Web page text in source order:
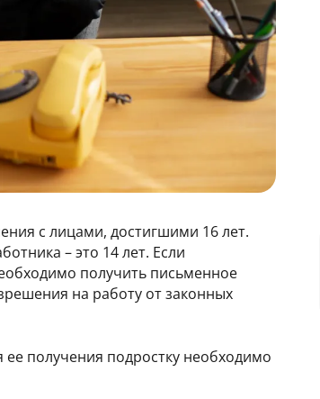
с лицами, достигшими 16 лет.
– это 14 лет. Если
получить письменное
на работу от законных
получения подростку необходимо